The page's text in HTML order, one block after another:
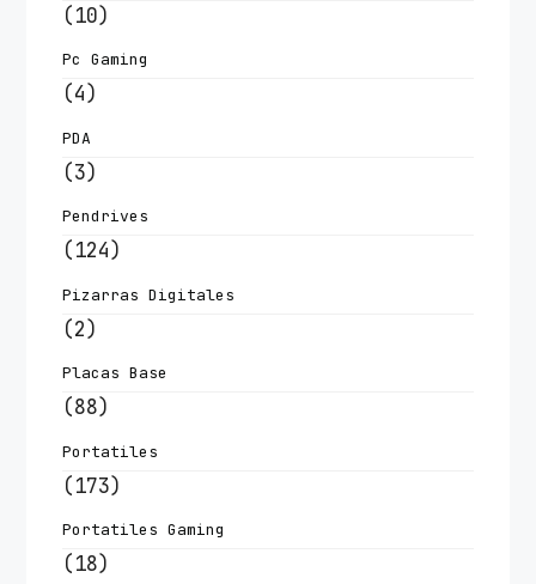
(10)
Pc Gaming
(4)
PDA
(3)
Pendrives
(124)
Pizarras Digitales
(2)
Placas Base
(88)
Portatiles
(173)
Portatiles Gaming
(18)